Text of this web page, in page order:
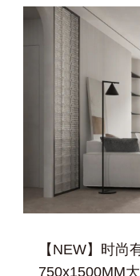
【NEW】时尚
750x1500MM大